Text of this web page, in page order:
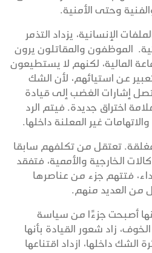
وحتى الأمنية.
الإنسانية، يزداد التذمر
الموظفون والمقاتلون يرون
المالية، لكنهم لا يستطيعون
عن استيائهم، لأن الشك
إشارات الغضب إلى قيادة
اختراق جديدة. فيتم الرد
غير المعلنة داخلها.
تعتقل من تكلفهم سابقا
الخارجية والأممية، فتفقد
فتتهم جزء من عناصرها
من العديد منهم.
أصبحت جزءًا من سياسة
زاد شعور القيادة بأنها
داخلها، ازداد اقتناعها